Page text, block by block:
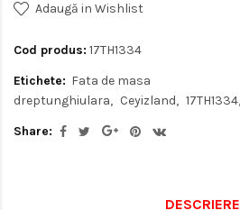
Adaugă in Wishlist
Cod produs: 17TH1334
Etichete: Fata de masa
dreptunghiulara
Ceyizland 17TH1334
Share:
DESCRIERE